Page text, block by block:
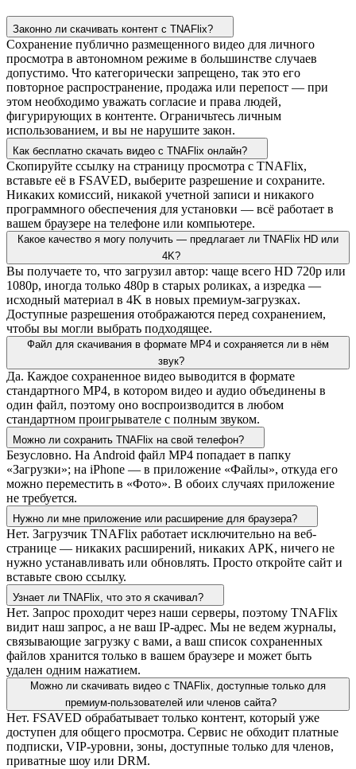
Законно ли скачивать контент с TNAFlix?
Сохранение публично размещенного видео для личного
просмотра в автономном режиме в большинстве случаев
допустимо. Что категорически запрещено, так это его
повторное распространение, продажа или перепост — при
этом необходимо уважать согласие и права людей,
фигурирующих в контенте. Ограничьтесь личным
использованием, и вы не нарушите закон.
Как бесплатно скачать видео с TNAFlix онлайн?
Скопируйте ссылку на страницу просмотра с TNAFlix,
вставьте её в FSAVED, выберите разрешение и сохраните.
Никаких комиссий, никакой учетной записи и никакого
программного обеспечения для установки — всё работает в
вашем браузере на телефоне или компьютере.
Какое качество я могу получить — предлагает ли TNAFlix HD или
4K?
Вы получаете то, что загрузил автор: чаще всего HD 720p или
1080p, иногда только 480p в старых роликах, а изредка —
исходный материал в 4K в новых премиум-загрузках.
Доступные разрешения отображаются перед сохранением,
чтобы вы могли выбрать подходящее.
Файл для скачивания в формате MP4 и сохраняется ли в нём
звук?
Да. Каждое сохраненное видео выводится в формате
стандартного MP4, в котором видео и аудио объединены в
один файл, поэтому оно воспроизводится в любом
стандартном проигрывателе с полным звуком.
Можно ли сохранить TNAFlix на свой телефон?
Безусловно. На Android файл MP4 попадает в папку
«Загрузки»; на iPhone — в приложение «Файлы», откуда его
можно переместить в «Фото». В обоих случаях приложение
не требуется.
Нужно ли мне приложение или расширение для браузера?
Нет. Загрузчик TNAFlix работает исключительно на веб-
странице — никаких расширений, никаких APK, ничего не
нужно устанавливать или обновлять. Просто откройте сайт и
вставьте свою ссылку.
Узнает ли TNAFlix, что это я скачивал?
Нет. Запрос проходит через наши серверы, поэтому TNAFlix
видит наш запрос, а не ваш IP-адрес. Мы не ведем журналы,
связывающие загрузку с вами, а ваш список сохраненных
файлов хранится только в вашем браузере и может быть
удален одним нажатием.
Можно ли скачивать видео с TNAFlix, доступные только для
премиум-пользователей или членов сайта?
Нет. FSAVED обрабатывает только контент, который уже
доступен для общего просмотра. Сервис не обходит платные
подписки, VIP-уровни, зоны, доступные только для членов,
приватные шоу или DRM.